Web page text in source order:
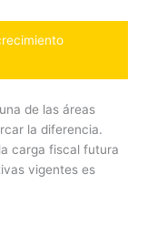
de las áreas
la diferencia.
carga fiscal futura
vigentes es